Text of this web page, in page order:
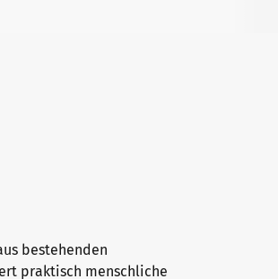
bestehenden
praktisch menschliche